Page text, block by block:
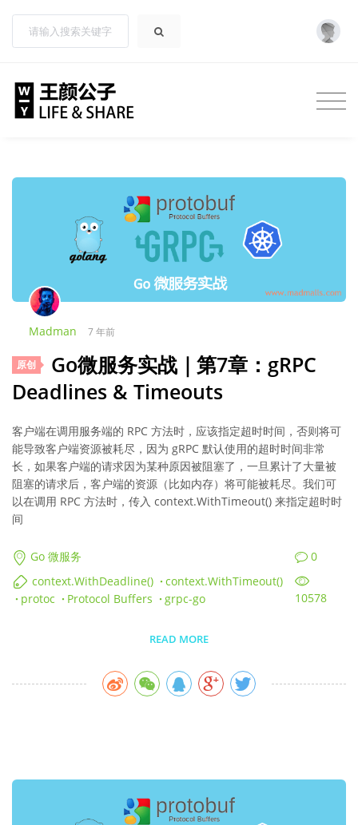
Madman 7 年前
原创
Go微服务实战｜第7章：gRPC
Deadlines & Timeouts
客户端在调用服务端的 RPC 方法时，应该指定超时时间，否则将可
能导致客户端资源被耗尽，因为 gRPC 默认使用的超时时间非常
长，如果客户端的请求因为某种原因被阻塞了，一旦累计了大量被
阻塞的请求后，客户端的资源（比如内存）将可能被耗尽。我们可
以在调用 RPC 方法时，传入 context.WithTimeout() 来指定超时时
间
Go 微服务
context.WithDeadline() ·context.WithTimeout()
· protoc · Protocol Buffers ·grpc-go
0
10578
READ MORE